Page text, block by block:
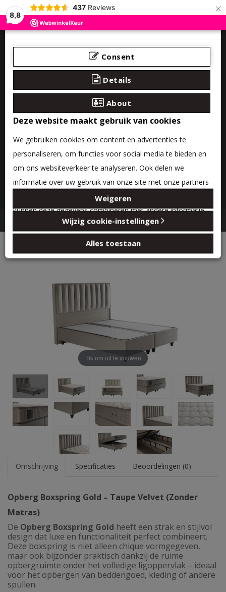
8,8
437 Reviews ×
0 product(en) - €0,00
Opberg Boxspring Gold – Taupe Velvet (Zonder Matras)
Tik om uit te vouwen
Omschrijving Specificaties Beoordelingen (0)
Opberg Boxspring Gold – Taupe Velvet (Zonder
Matras)
De Opberg Boxspring Gold heeft een strak en stijlvol
design dat luxe en functionaliteit perfect combineert.
Deze boxspring is niet alleen chique vormgegeven,
maar ook bijzonder praktisch dankzij de ruime
opbergruimte onder het volledige ligoppervlak – ideaal
voor het opbergen van beddengoed, kleding of andere
spullen.
Consent
Details
About
Deze website maakt gebruik van cookies
We gebruiken cookies om content en advertenties te
personaliseren, om functies voor social media te bieden en
om ons websiteverkeer te analyseren. Ook delen we
informatie over uw gebruik van onze site met onze partners
voor social media, adverteren en analyse. Deze partners
kunnen deze gegevens combineren met andere informatie
die u aan ze heeft verstrekt of die ze hebben verzameld op
basis van uw gebruik van hun services.
Weigeren
Wijzig cookie-instellingen
Alles toestaan